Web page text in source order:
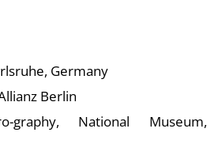
Germany
Berlin
graphy, National Museum,